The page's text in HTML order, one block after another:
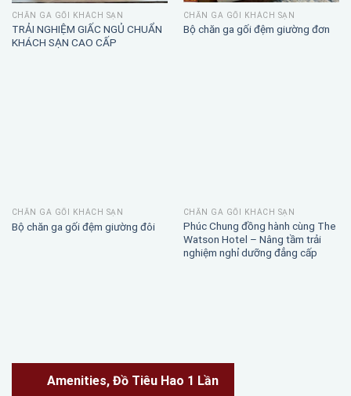
CHĂN GA GỐI KHÁCH SẠN
TRẢI NGHIỆM GIẤC NGỦ CHUẨN
KHÁCH SẠN CAO CẤP
CHĂN GA GỐI KHÁCH SẠN
Bộ chăn ga gối đệm giường đơn
CHĂN GA GỐI KHÁCH SẠN
Bộ chăn ga gối đệm giường đôi
CHĂN GA GỐI KHÁCH SẠN
Phúc Chung đồng hành cùng The
Watson Hotel – Nâng tầm trải
nghiệm nghỉ dưỡng đẳng cấp
Amenities, Đồ Tiêu Hao 1 Lần